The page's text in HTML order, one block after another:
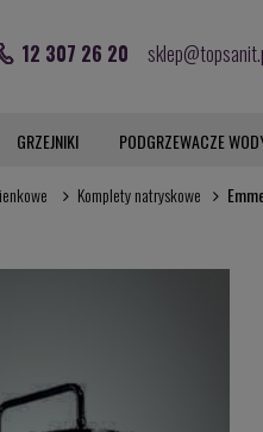
12 307 26 20
GRZEJNIKI PODGRZEWACZE
Komplety natryskowe